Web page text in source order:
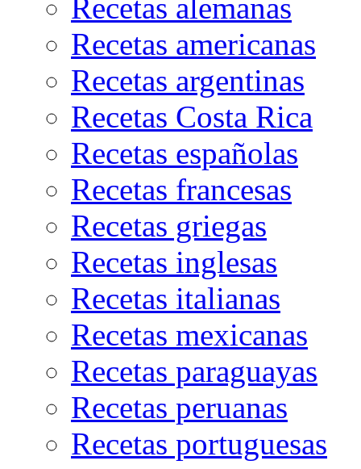
Recetas alemanas
Recetas americanas
Recetas argentinas
Recetas Costa Rica
Recetas españolas
Recetas francesas
Recetas griegas
Recetas inglesas
Recetas italianas
Recetas mexicanas
Recetas paraguayas
Recetas peruanas
Recetas portuguesas